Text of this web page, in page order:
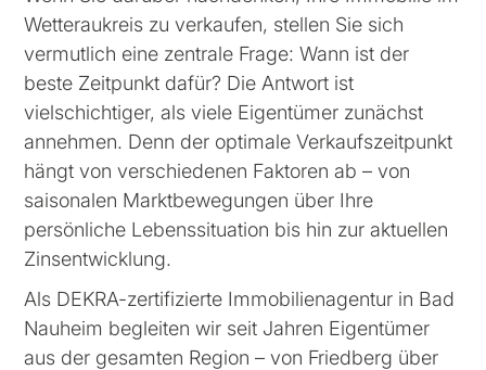
Wetteraukreis zu verkaufen, stellen Sie sich
vermutlich eine zentrale Frage: Wann ist der
beste Zeitpunkt dafür? Die Antwort ist
vielschichtiger, als viele Eigentümer zunächst
annehmen. Denn der optimale Verkaufszeitpunkt
hängt von verschiedenen Faktoren ab – von
saisonalen Marktbewegungen über Ihre
persönliche Lebenssituation bis hin zur aktuellen
Zinsentwicklung.
Als DEKRA-zertifizierte Immobilienagentur in Bad
Nauheim begleiten wir seit Jahren Eigentümer
aus der gesamten Region – von Friedberg über